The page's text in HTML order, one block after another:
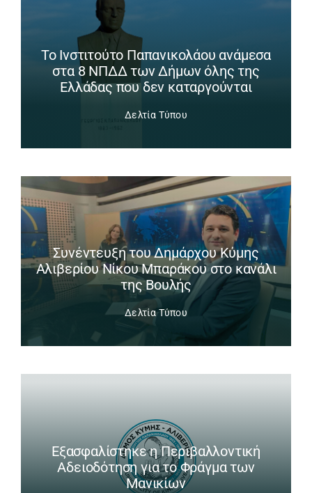
Το Ινστιτούτο Παπανικολάου ανάμεσα
στα 8 ΝΠΔΔ των Δήμων όλης της
Ελλάδας που δεν καταργούνται
Δελτία Τύπου
Συνέντευξη του Δημάρχου Κύμης
Αλιβερίου Νίκου Μπαράκου στο κανάλι
της Βουλής
Δελτία Τύπου
Εξασφαλίστηκε η Περιβαλλοντική
Αδειοδότηση για το Φράγμα των
Μανικίων